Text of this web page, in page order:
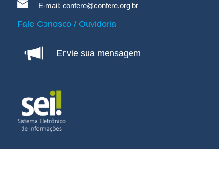
E-mail: confere@confere.org.br
Fale Conosco / Ouvidoria
Envie sua mensagem